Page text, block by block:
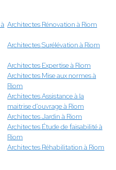
Architectes Rénovation à Riom
Architectes Surélévation à Riom
Architectes Expertise à Riom
Architectes Mise aux normes à
Riom
Architectes Assistance à la
maitrise d'ouvrage à Riom
Architectes Jardin à Riom
Architectes Étude de faisabilité à
Riom
Architectes Réhabilitation à Riom